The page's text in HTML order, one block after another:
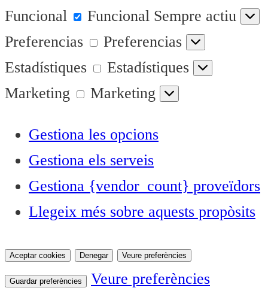
Funcional
Funcional Sempre actiu
Preferencias
Preferencias
Estadístiques
Estadístiques
Marketing
Marketing
Gestiona les opcions
Gestiona els serveis
Gestiona {vendor_count} proveïdors
Llegeix més sobre aquests propòsits
Aceptar cookies Denegar Veure preferències
Guardar preferències Veure preferències